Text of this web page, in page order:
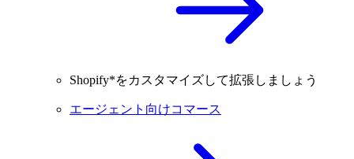
Shopify*をカスタマイズして拡張しましょう
エージェント向けコマース